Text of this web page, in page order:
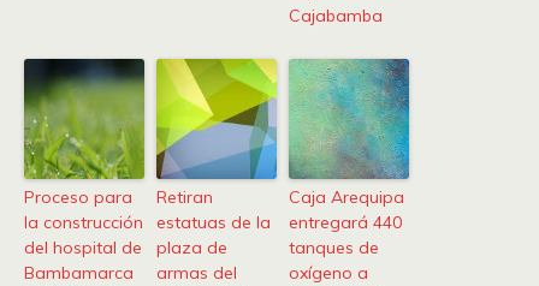
Cajabamba
Proceso para
la construcción
del hospital de
Bambamarca
Retiran
estatuas de la
plaza de
armas del
Caja Arequipa
entregará 440
tanques de
oxígeno a